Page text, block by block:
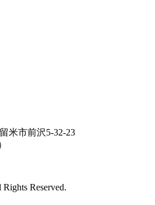
米市前沢5-32-23
Reserved.